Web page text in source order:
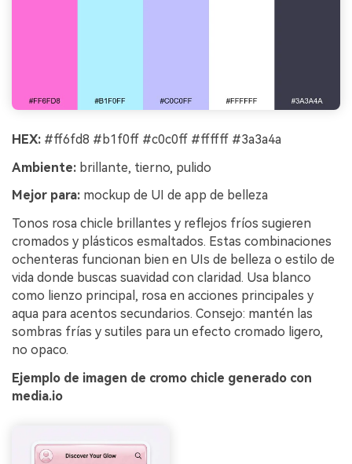
HEX: #ff6fd8 #b1f0ff #c0c0ff #ffffff #3a3a4a
Ambiente: brillante, tierno, pulido
Mejor para: mockup de UI de app de belleza
Tonos rosa chicle brillantes y reflejos fríos sugieren
cromados y plásticos esmaltados. Estas combinaciones
ochenteras funcionan bien en UIs de belleza o estilo de
vida donde buscas suavidad con claridad. Usa blanco
como lienzo principal, rosa en acciones principales y
aqua para acentos secundarios. Consejo: mantén las
sombras frías y sutiles para un efecto cromado ligero,
no opaco.
Ejemplo de imagen de cromo chicle generado con
media.io